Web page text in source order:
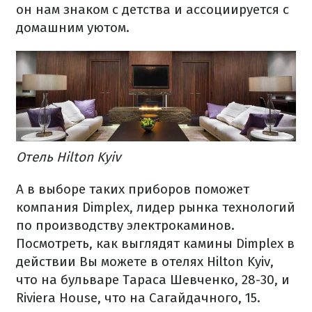
он нам знаком с детства и ассоциируется с
домашним уютом.
Отель Hilton Kyiv
А в выборе таких приборов поможет
компания Dimplex, лидер рынка технологий
по производству электрокаминов.
Посмотреть, как выглядят камины Dimplex в
действии Вы можете в отелях Hilton Kyiv,
что на бульваре Тараса Шевченко, 28-30, и
Riviera House, что на Сагайдачного, 15.